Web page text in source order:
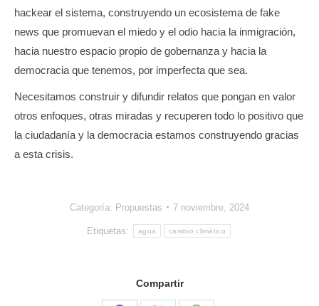
hackear el sistema, construyendo un ecosistema de fake
news que promuevan el miedo y el odio hacia la inmigración,
hacia nuestro espacio propio de gobernanza y hacia la
democracia que tenemos, por imperfecta que sea.
Necesitamos construir y difundir relatos que pongan en valor
otros enfoques, otras miradas y recuperen todo lo positivo que
la ciudadanía y la democracia estamos construyendo gracias
a esta crisis.
Categoría: Propuestas 7 noviembre, 2024
Etiquetas: agua cambio climático
Compartir